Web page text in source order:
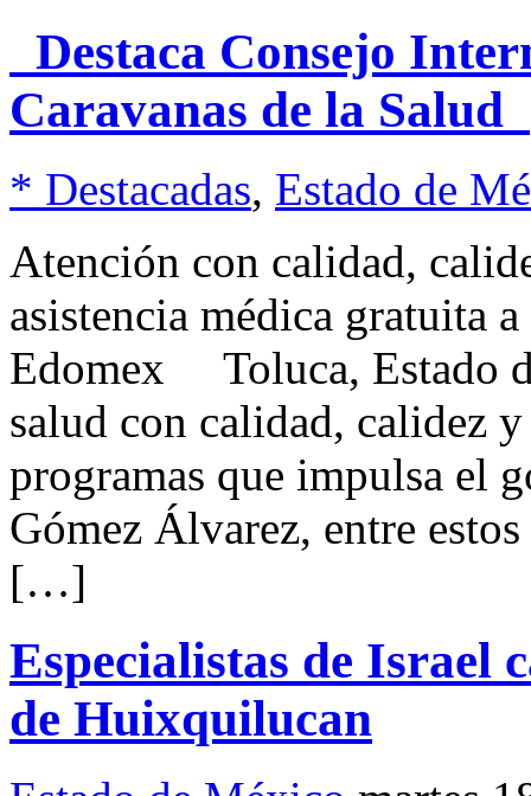
Destaca Consejo
Caravanas de la Salud
* Destacadas, Estado de
Atención con calidad,
asistencia médica gratuita
Edomex Toluca, Estado
salud con calidad, calidez
programas que impulsa el
Gómez Álvarez, entre
[…]
Especialistas de Israel
de Huixquilucan